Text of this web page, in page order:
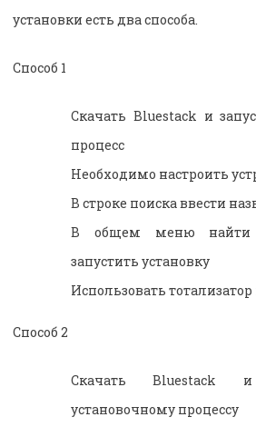
установки есть два способа.
Способ 1
Скачать Bluestack и
процесс
Необходимо настроить
В строке поиска ввести
В общем меню найти
запустить установку
Использовать
Способ 2
Скачать Bluestack
установочному процессу